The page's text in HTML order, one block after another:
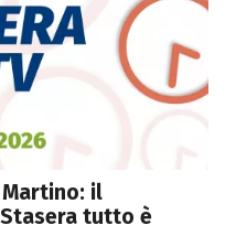
il
tutto è